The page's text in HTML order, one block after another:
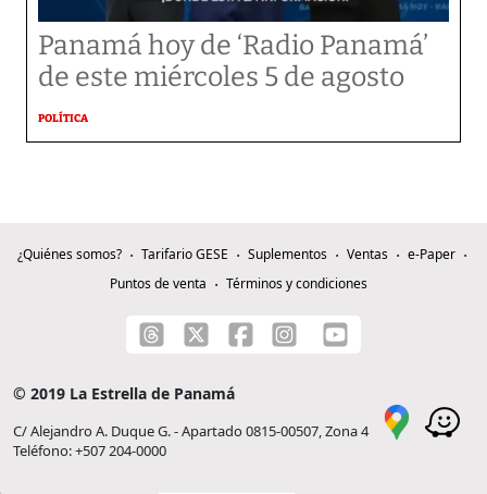
Panamá hoy de ‘Radio Panamá’
de este miércoles 5 de agosto
POLÍTICA
¿Quiénes somos? Tarifario GESE Suplementos Ventas
e-Paper
Puntos de venta
Términos y condiciones
© 2019 La Estrella de Panamá
C/ Alejandro A. Duque G. - Apartado 0815-00507, Zona 4
Teléfono: +507 204-0000